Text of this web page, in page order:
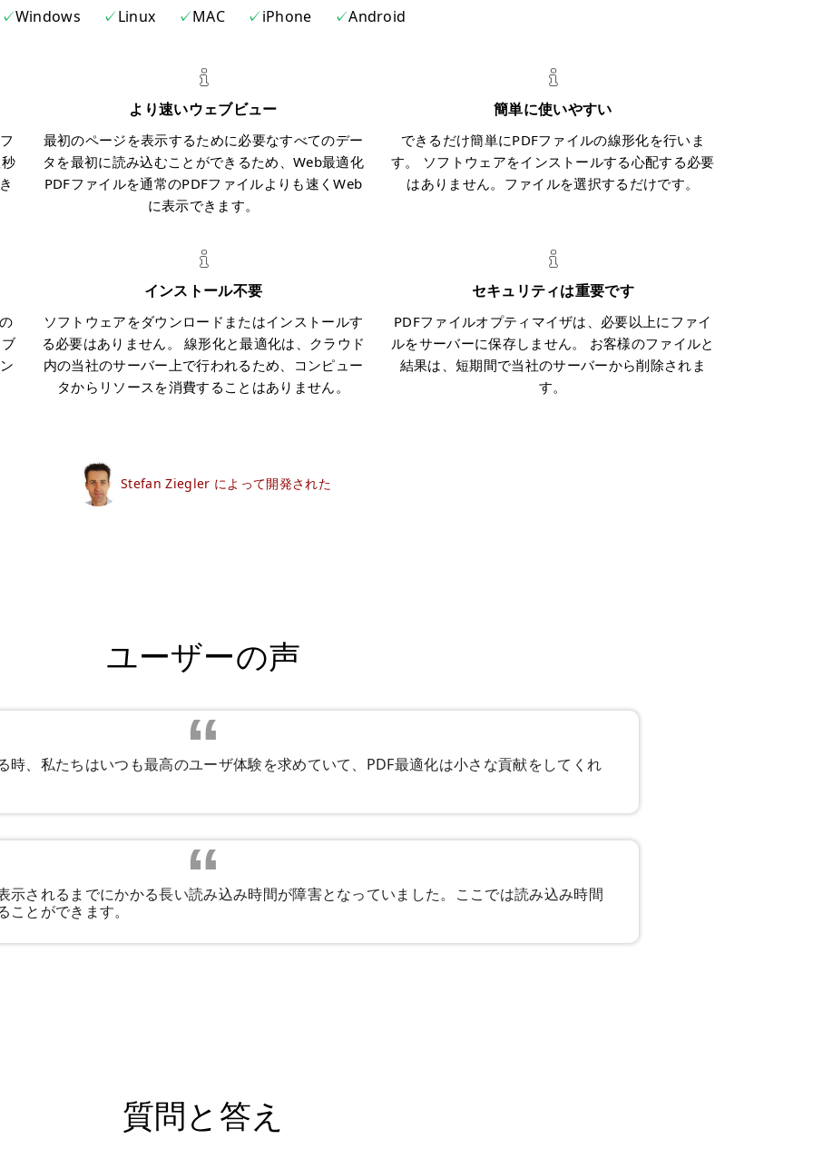
Windows Linux MAC iPhone Android
より速いウェブビュー
最初のページを表示するために必要なすべてのデー
タを最初に読み込むことができるため、Web最適化
PDFファイルを通常のPDFファイルよりも速くWeb
に表示できます。
簡単に使いやすい
できるだけ簡単にPDFファイルの線形化を行いま
す。 ソフトウェアをインストールする心配する必要
はありません。ファイルを選択するだけです。
インストール不要
ソフトウェアをダウンロードまたはインストールす
る必要はありません。 線形化と最適化は、クラウド
内の当社のサーバー上で行われるため、コンピュー
タからリソースを消費することはありません。
セキュリティは重要です
PDFファイルオプティマイザは、必要以上にファイ
ルをサーバーに保存しません。 お客様のファイルと
結果は、短期間で当社のサーバーから削除されま
す。
Stefan Ziegler によって開発された
ユーザーの声
時、私たちはいつも最高のユーザ体験を求めていて、PDF最適化は小さな貢献をしてくれ
示されるまでにかかる長い読み込み時間が障害となっていました。ここでは読み込み時間
とができます。
質問と答え